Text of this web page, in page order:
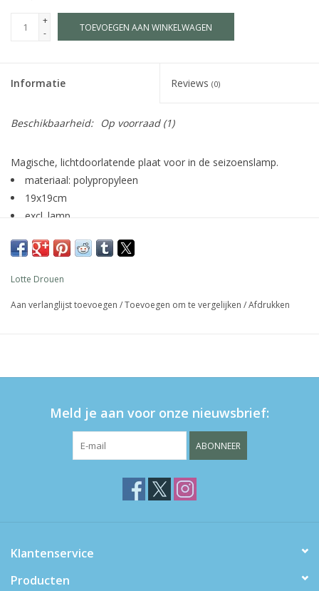
+
-
TOEVOEGEN AAN WINKELWAGEN
Informatie Reviews (0)
Beschikbaarheid: Op voorraad(1)
Magische, lichtdoorlatende plaat voor in de seizoenslamp.
materiaal: polypropyleen
19x19cm
excl. lamp
Lotte Drouen
Aan verlanglijst toevoegen /Toevoegen om te vergelijken /Afdrukken
Meld je aan voor onze nieuwsbrief:
ABONNEER
Klantenservice
Producten